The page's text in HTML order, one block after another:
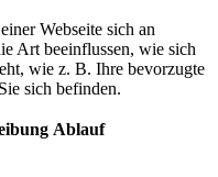
Webseite sich an
Art beeinflussen, wie sich
wie z. B. Ihre bevorzugte
sich befinden.
Ablauf